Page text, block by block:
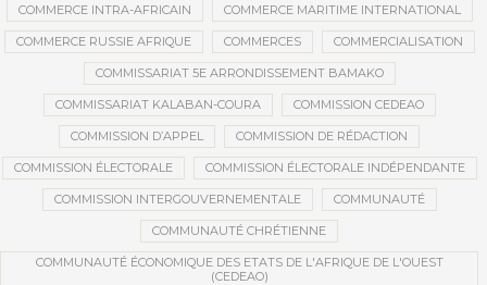
COMMERCE INTRA-AFRICAIN COMMERCE MARITIME INTERNATIONAL
COMMERCE RUSSIE AFRIQUE COMMERCES COMMERCIALISATION
COMMISSARIAT 5E ARRONDISSEMENT BAMAKO
COMMISSARIAT KALABAN-COURA COMMISSION CEDEAO
COMMISSION D’APPEL COMMISSION DE RÉDACTION
COMMISSION ÉLECTORALE COMMISSION ÉLECTORALE INDÉPENDANTE
COMMISSION INTERGOUVERNEMENTALE COMMUNAUTÉ
COMMUNAUTÉ CHRÉTIENNE
COMMUNAUTÉ ÉCONOMIQUE DES ETATS DE L'AFRIQUE DE L'OUEST
(CEDEAO)